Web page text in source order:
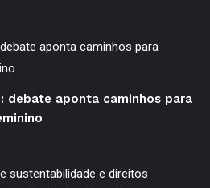
debate aponta caminhos para